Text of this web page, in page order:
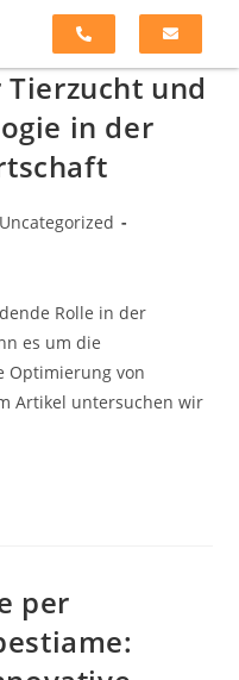
und
in der
Uncategorized
Rolle in der
es um die
Optimierung von
Artikel untersuchen wir
per